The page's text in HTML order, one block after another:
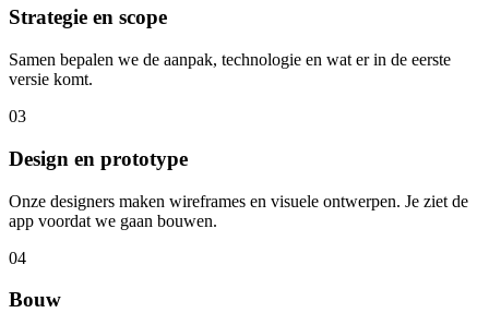
Strategie en scope
Samen bepalen we de aanpak, technologie en wat er in de eerste
versie komt.
03
Design en prototype
Onze designers maken wireframes en visuele ontwerpen. Je ziet de
app voordat we gaan bouwen.
04
Bouw